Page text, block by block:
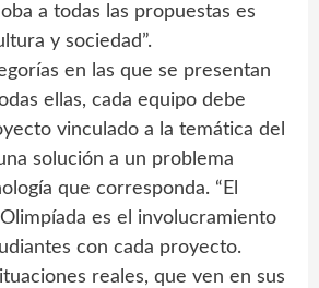
a todas las propuestas es
y sociedad”.
en las que se presentan
ellas, cada equipo debe
vinculado a la temática del
solución a un problema
que corresponda. “El
es el involucramiento
con cada proyecto.
reales, que ven en sus